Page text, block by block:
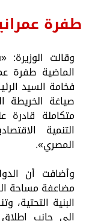
طفرة
وقالت
الماضية طفرة
فخامة السيد
صياغة الخريطة
متكاملة قادرة
التنمية
المصري».
وأضافت أن
مضاعفة مساحة
البنية
إلى جانب